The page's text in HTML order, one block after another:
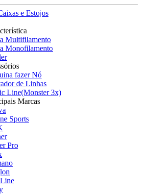
e Estojos
Multifilamento
Monofilamento
fazer Nó
de Linhas
Line(Monster 3x)
Marcas
Sports
Pro